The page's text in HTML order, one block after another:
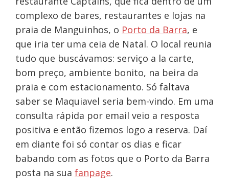
complexo de bares, restaurantes e lojas na
praia de Manguinhos, o Porto da Barra, e
que iria ter uma ceia de Natal. O local reunia
tudo que buscávamos: serviço a la carte,
bom preço, ambiente bonito, na beira da
praia e com estacionamento. Só faltava
saber se Maquiavel seria bem-vindo. Em uma
consulta rápida por email veio a resposta
positiva e então fizemos logo a reserva. Daí
em diante foi só contar os dias e ficar
babando com as fotos que o Porto da Barra
posta na sua fanpage.